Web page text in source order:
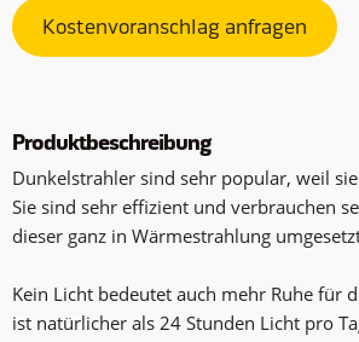
Kostenvoranschlag anfragen
Produktbeschreibung
Dunkelstrahler sind sehr popular, weil
Sie sind sehr effizient und verbrauchen
dieser ganz in Wärmestrahlung
Kein Licht bedeutet auch mehr Ruhe für
ist natürlicher als 24 Stunden Licht pro